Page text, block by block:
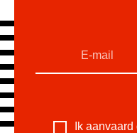
Ik aanvaard